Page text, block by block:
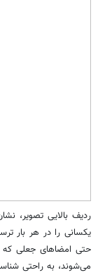
ردیف بالایی تصویر،
یکسانی را در هر بار
حتی امضاهای جعلی که
می‌شوند،‌ به راحتی